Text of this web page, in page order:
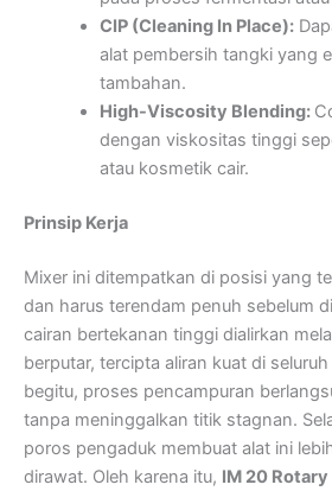
CIP (Cleaning In Place):
alat pembersih tangki yang
tambahan.
High-Viscosity Blending:
dengan viskositas tinggi
atau kosmetik cair.
Prinsip Kerja
Mixer ini ditempatkan di posisi yang
dan harus terendam penuh sebelum
cairan bertekanan tinggi dialirkan
berputar, tercipta aliran kuat di
begitu, proses pencampuran
tanpa meninggalkan titik stagnan.
poros pengaduk membuat alat ini
dirawat. Oleh karena itu, IM 20